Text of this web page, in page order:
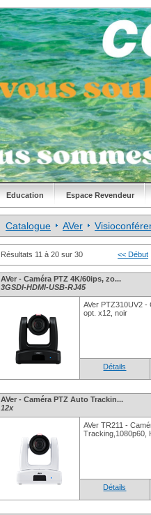
Education Espace Revendeur
Catalogue AVer
Résultats 11 à 20 sur 30 << Début
AVer - Caméra PTZ 4K/60ips, zo...
3GSDI-HDMI-USB-RJ45
AVer PTZ310UV2
opt. x12, noir
Détails
AVer - Caméra PTZ Auto Trackin...
12x
AVer TR211 -
Tracking,1080p60,
Détails